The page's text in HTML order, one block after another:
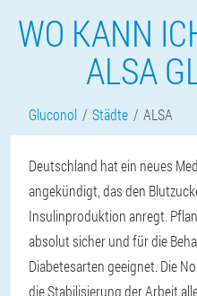
WO KANN
ALSA
Gluconol Städte ALSA
Deutschland hat ein neues
angekündigt, das den
Insulinproduktion anregt.
absolut sicher und für die
Diabetesarten geeignet. Die
die Stabilisierung der Arbeit